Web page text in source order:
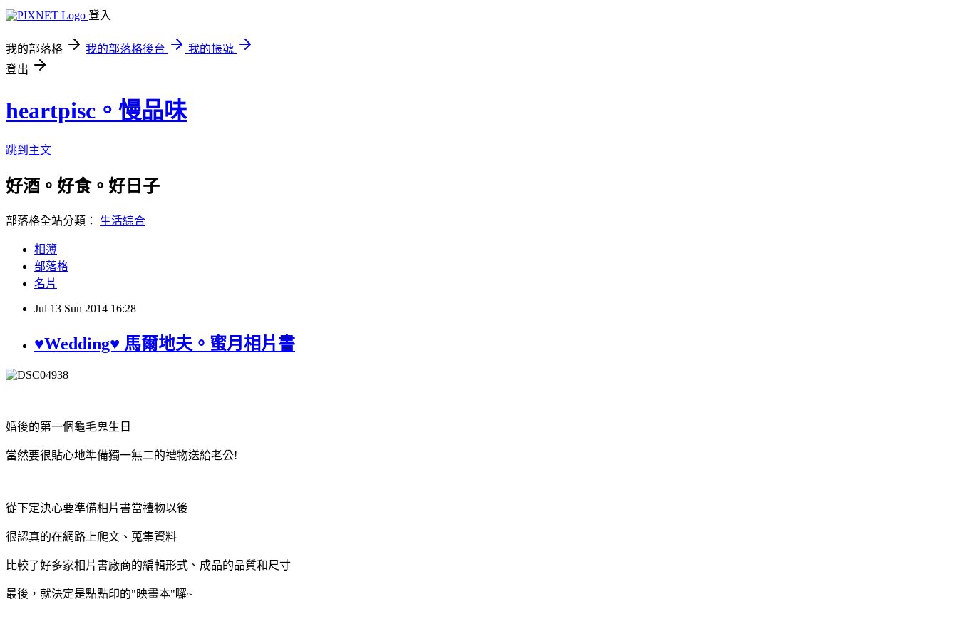
登入
我的部落格 我的部落格後台
我的帳號
登出
heartpisc。慢品味
跳到主文
好酒。好食。好日子
部落格全站分類： 生活綜合
相簿
部落格
名片
Jul 13 Sun 2014 16:28
♥Wedding♥ 馬爾地夫。蜜月相片書
婚後的第一個龜毛鬼生日
當然要很貼心地準備獨一無二的禮物送給老公!
從下定決心要準備相片書當禮物以後
很認真的在網路上爬文、蒐集資料
比較了好多家相片書廠商的編輯形式、成品的品質和尺寸
最後，就決定是點點印的"映畫本"囉~